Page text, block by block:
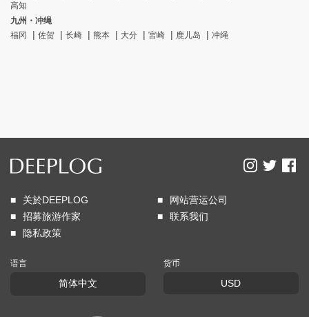
高知
九州・冲绳
福冈
佐贺 长崎 熊本 大分 宮崎 鹿儿岛 冲绳
关於DEEPLOG
网站营运公司
招募旅游作家
联系我们
隐私政策
语言
简体中文
货币
USD